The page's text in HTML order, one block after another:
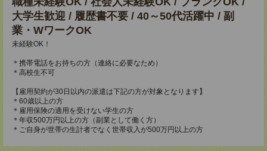
大学生歓迎 / 履歴書不要 / 40～50代活躍中 / 副
業・WワークOK
未経験OK！
＊携帯電話をお持ちの方（連絡に必要なため）
＊高校生不可
【雇用契約が30日以内の派遣は下記の方が対象となります】
＊60歳以上の方
＊雇用保険の適用を受けない学生の方
＊年収500万円以上の方（副業として働く方）
＊ご自身が世帯の生計者でなく世帯収入が500万円以上の方